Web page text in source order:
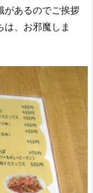
があるのでご挨拶
、お邪魔しま